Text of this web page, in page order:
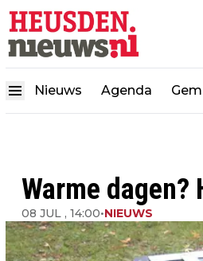
Nieuws Agenda
Warme
08 JUL , 14:00•NIEUWS